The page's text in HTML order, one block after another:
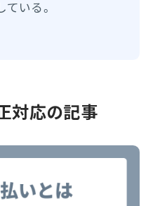
いる。
対応の記事